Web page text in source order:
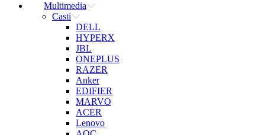
Multimedia
Casti
DELL
HYPERX
JBL
ONEPLUS
RAZER
Anker
EDIFIER
MARVO
ACER
Lenovo